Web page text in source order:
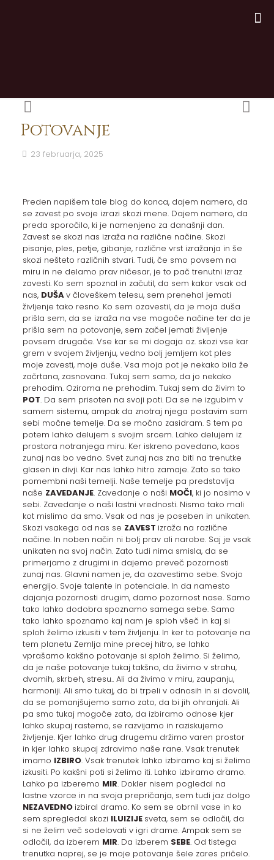
Potovanje
23 februarja, 2025
Preden napišem tale blog do konca, dajem namero, da
se zavest po svoje izrazi skozi mene. Dajem namero, da
preda sporočilo, ki je namenjeno za današnji dan.
Zavest se skozi nas izraža na različne načine. Skozi
pisanje, ples, petje, gibanje, različne vrst izražanja in še
skozi nešteto različnih stvari. Tudi, če smo povsem na
miru in ne delamo prav ničesar, je to pač trenutni izraz
zavesti. Ko sem spoznal in začutil, da sem kakor vsak od
nas, DUŠAv človeškem telesu, sem prenehal jemati
življenje tako resno. Ko sem ozavestil, da je moja duša
prišla sem, da se izraža na vse mogoče načine ter da je
prišla sem na potovanje, sem začel jemati življenje
povsem drugače. Vse kar se mi dogaja oz. skozi vse kar
grem v svojem življenju, vedno bolj jemljem kot ples
moje zavesti, moje duše. Vsa moja pot je nekako bila že
začrtana, zasnovana. Tukaj sem samo, da jo nekako
prehodim. Oziroma ne prehodim. Tukaj sem da živim to
POT. Da sem prisoten na svoji poti. Da se ne izgubim v
samem sistemu, ampak da znotraj njega postavim sam
sebi močne temelje. Da se močno zasidram. S tem pa
potem lahko delujem s svojim srcem. Lahko delujem iz
prostora notranjega miru. Ker iskreno povedano, kaos
zunaj nas bo vedno. Svet zunaj nas zna biti na trenutke
glasen in divji. Kar nas lahko hitro zamaje. Zato so tako
pomembni naši temelji. Naše temelje pa predstavlja
naše ZAVEDANJE. Zavedanje o naši MOČI, ki jo nosimo v
sebi. Zavedanje o naši lastni vrednosti. Nismo tako mali
kot mislimo da smo. Vsak od nas je poseben in unikaten.
Skozi vsakega od nas se ZAVEST izraža na različne
načine. In noben način ni bolj prav ali narobe. Saj je vsak
unikaten na svoj način. Zato tudi nima smisla, da se
primerjamo z drugimi in dajemo preveč pozornosti
zunaj nas. Glavni namen je, da ozavestimo sebe. Svojo
energijo. Svoje talente in potenciale. In da namesto
dajanja pozornosti drugim, damo pozornost nase. Samo
tako lahko dodobra spoznamo samega sebe. Samo
tako lahko spoznamo kaj nam je sploh všeč in kaj si
sploh želimo izkusiti v tem življenju. In ker to potovanje na
tem planetu Zemlja mine precej hitro, se lahko
vprašamo kakšno potovanje si sploh želimo. Si želimo,
da je naše potovanje tukaj takšno, da živimo v strahu,
dvomih, skrbeh, stresu.. Ali da živimo v miru, zaupanju,
harmoniji. Ali smo tukaj, da bi trpeli v odnosih in si dovolil,
da se pomanjšujemo samo zato, da bi jih ohranjali. Ali
pa smo tukaj mogoče zato, da izbiramo odnose kjer
lahko skupaj rastemo, se razvijamo in raziskujemo
življenje. Kjer lahko drug drugemu držimo varen prostor
in kjer lahko skupaj zdravimo naše rane. Vsak trenutek
imamo IZBIRO. Vsak trenutek lahko izbiramo kaj si želimo
izkusiti. Po kakšni poti si želimo iti. Lahko izbiramo dramo.
Lahko pa izberemo MIR. Dokler nisem pogledal na
lastne vzorce in na svoja prepričanja, sem tudi jaz dolgo
NEZAVEDNO izbiral dramo. Ko sem se obrnil vase in ko
sem spregledal skozi ILUIZIJE sveta, sem se odločil, da
si ne želim več sodelovati v igri drame. Ampak sem se
odločil, da izberem MIR. Da izberem SEBE. Od tistega
trenutka naprej, se je moje potovanje šele zares pričelo.